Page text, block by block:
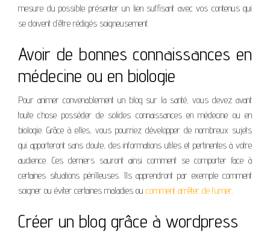
mesure du possible présenter un lien suffisant avec vos contenus qui
se doivent d’être rédigés soigneusement.
Avoir de bonnes connaissances en
médecine ou en biologie
Pour animer convenablement un blog sur la santé, vous devez avant
toute chose posséder de solides connaissances en médecine ou en
biologie. Grâce à elles, vous pourriez développer de nombreux sujets
qui apporteront sans doute, des informations utiles et pertinentes à votre
audience. Ces derniers sauront ainsi comment se comporter face à
certaines situations périlleuses. Ils apprendront par exemple comment
soigner ou éviter certaines maladies ou comment arrêter de fumer.
Créer un blog grâce à wordpress